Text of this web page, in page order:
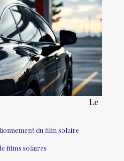
du film solaire
films solaires
Le